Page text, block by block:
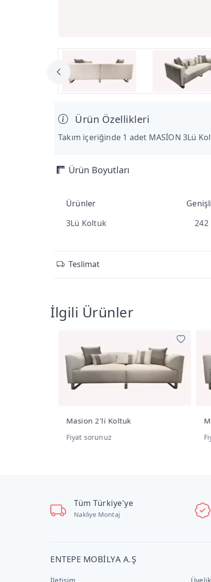
Ürün Özellikleri
Takım içeriğinde 1 adet MASİON 3Lü
Ürün Boyutları
Ürünler
3Lü Koltuk
242
Teslimat
İlgili Ürünler
Masion 2'li Koltuk
Fiyat sorunuz
Tüm Türkiye'ye
Nakliye Montaj
ENTEPE MOBİLYA A.Ş